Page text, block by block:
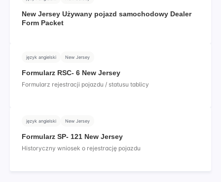
New Jersey Używany pojazd samochodowy Dealer
Form Packet
język angielski New Jersey
Formularz RSC- 6 New Jersey
Formularz rejestracji pojazdu / statusu tablicy
język angielski New Jersey
Formularz SP- 121 New Jersey
Historyczny wniosek o rejestrację pojazdu